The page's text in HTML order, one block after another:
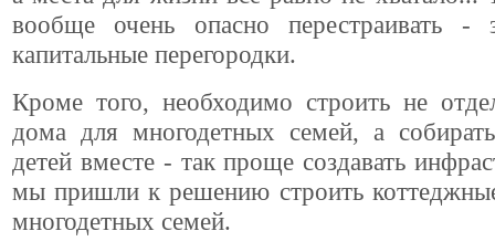
вообще очень опасно перестраивать -
капитальные перегородки.
Кроме того, необходимо строить не
дома для многодетных семей, а
детей вместе - так проще создавать
мы пришли к решению строить
многодетных семей.